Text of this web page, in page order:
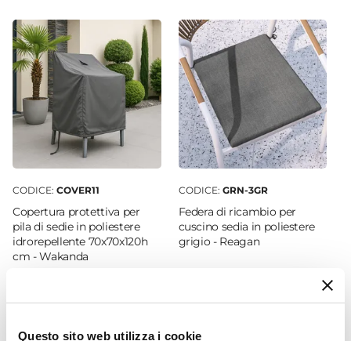
Questo sito web utilizza i cookie
Sedia progettata per uso domestico e non
adatta per ambienti o utilizzi commerciali.
Altezza
80 cm
Altezza Seduta
48 cm
Braccioli
Materiale Seduta
Grigio chiaro
Materiale Struttura
Acciaio
120 kg
CODICE: COVER11
Copertura protettiva per
pila di sedie in poliestere
idrorepellente 70x70x120h
cm - Wakanda
CODICE: GRN-3GR
Federa di ricambio per
cuscino sedia in poliestere
grigio - Reagan